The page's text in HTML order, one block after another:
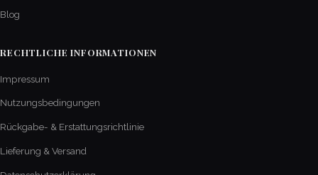
Blog
RECHTLICHE INFORMATIONEN
Impressum
Nutzungsbedingungen
Rückgabe- & Erstattungsrichtlinie
Lieferung & Versand